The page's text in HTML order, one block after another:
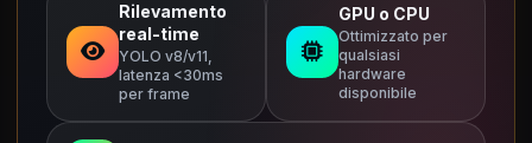
Rilevamento
real-time
YOLO v8/v11,
latenza <30ms
per frame
GPU o CPU
Ottimizzato per
qualsiasi
hardware
disponibile